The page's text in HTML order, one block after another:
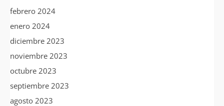
febrero 2024
enero 2024
diciembre 2023
noviembre 2023
octubre 2023
septiembre 2023
agosto 2023